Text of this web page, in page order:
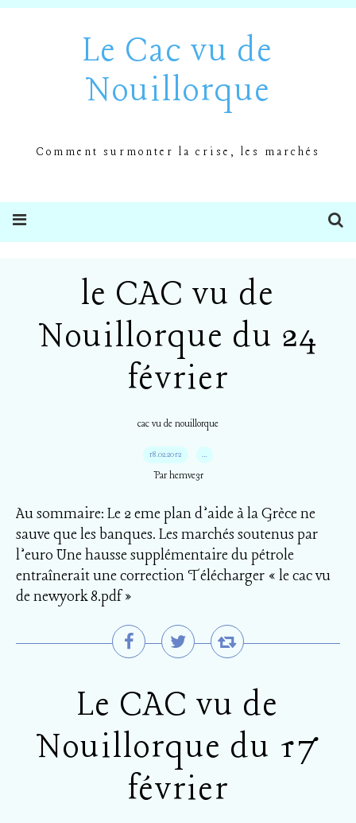
Le Cac vu de
Nouillorque
Comment surmonter la crise, les marchés
le CAC vu de
Nouillorque du 24
février
cac vu de nouillorque
18.02.2012 …
Par hemve31
Au sommaire: Le 2 eme plan d’aide à la Grèce ne
sauve que les banques. Les marchés soutenus par
l’euro Une hausse supplémentaire du pétrole
entraînerait une correction Télécharger « le cac vu
de newyork 8.pdf »
Le CAC vu de
Nouillorque du 17
février